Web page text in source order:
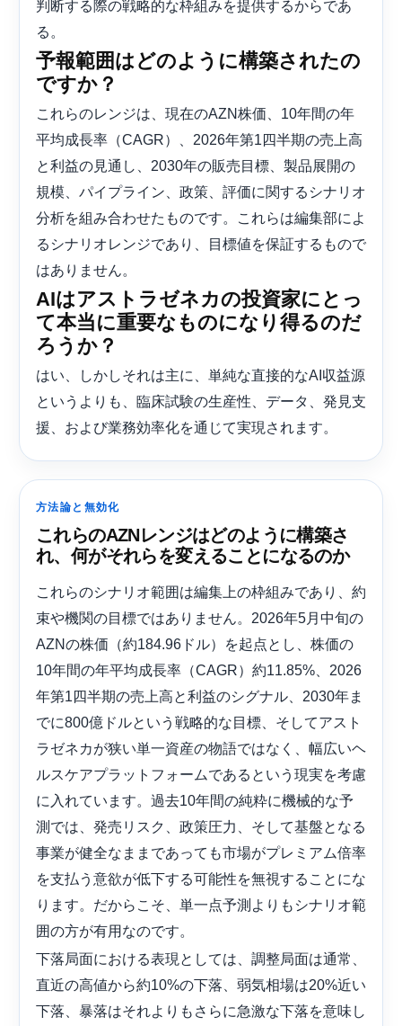
判断する際の戦略的な枠組みを提供するからであ
る。
予報範囲はどのように構築されたの
ですか？
これらのレンジは、現在のAZN株価、10年間の年
平均成長率（CAGR）、2026年第1四半期の売上高
と利益の見通し、2030年の販売目標、製品展開の
規模、パイプライン、政策、評価に関するシナリオ
分析を組み合わせたものです。これらは編集部によ
るシナリオレンジであり、目標値を保証するもので
はありません。
AIはアストラゼネカの投資家にとっ
て本当に重要なものになり得るのだ
ろうか？
はい、しかしそれは主に、単純な直接的なAI収益源
というよりも、臨床試験の生産性、データ、発見支
援、および業務効率化を通じて実現されます。
方法論と無効化
これらのAZNレンジはどのように構築さ
れ、何がそれらを変えることになるのか
これらのシナリオ範囲は編集上の枠組みであり、約
束や機関の目標ではありません。2026年5月中旬の
AZNの株価（約184.96ドル）を起点とし、株価の
10年間の年平均成長率（CAGR）約11.85%、2026
年第1四半期の売上高と利益のシグナル、2030年ま
でに800億ドルという戦略的な目標、そしてアスト
ラゼネカが狭い単一資産の物語ではなく、幅広いヘ
ルスケアプラットフォームであるという現実を考慮
に入れています。過去10年間の純粋に機械的な予
測では、発売リスク、政策圧力、そして基盤となる
事業が健全なままであっても市場がプレミアム倍率
を支払う意欲が低下する可能性を無視することにな
ります。だからこそ、単一点予測よりもシナリオ範
囲の方が有用なのです。
下落局面における表現としては、調整局面は通常、
直近の高値から約10%の下落、弱気相場は20%近い
下落、暴落はそれよりもさらに急激な下落を意味し